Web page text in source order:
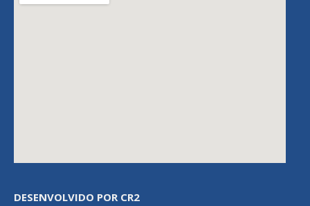
DESENVOLVIDO POR CR2